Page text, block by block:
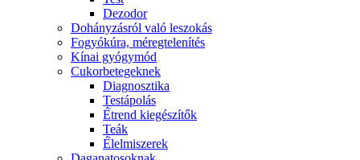
Dezodor
Dohányzásról való leszokás
Fogyókúra, méregtelenítés
Kínai gyógymód
Cukorbetegeknek
Diagnosztika
Testápolás
É́trend kiegészítők
Teák
É́lelmiszerek